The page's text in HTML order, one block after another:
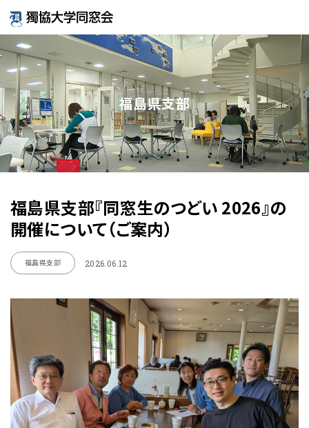
福島県支部
福島県支部『同窓生のつどい 2026』の
開催について（ご案内）
福島県支部 2026.06.12